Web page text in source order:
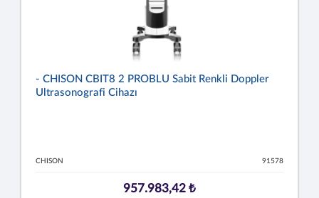
- CHISON CBIT8 2 PROBLU Sabit Renkli Doppler
Ultrasonografi Cihazı
CHISON 91578
957.983,42 ₺